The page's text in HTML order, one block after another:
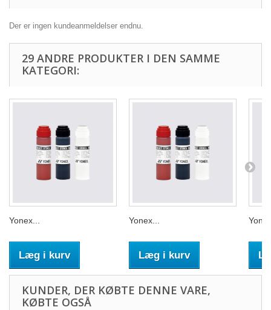
Der er ingen kundeanmeldelser endnu.
29 ANDRE PRODUKTER I DEN SAMME
KATEGORI:
Yonex...
Læg i kurv
Yonex...
Læg i kurv
KUNDER, DER KØBTE DENNE VARE,
KØBTE OGSÅ